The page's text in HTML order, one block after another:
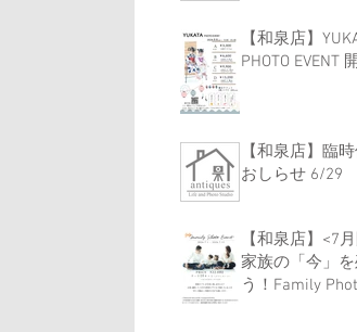
【和泉店】
PHOTO EVENT
【和泉店】臨
おしらせ 6/29
【和泉店】<7
家族の「今」
う！Family